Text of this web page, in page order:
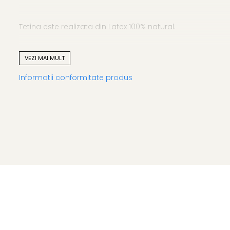
Tetina este realizata din Latex 100% natural.
Discul flexibil din jurul tetinei are o forma usor concava
VEZI MAI MULT
Informatii conformitate produs